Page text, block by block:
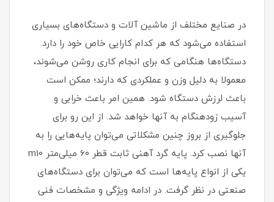
در صنایع مختلف از ماشین آلات و دستگاه‌های بسیاری
استفاده می‌شود که هر کدام کارایی خاص خود را دارد.
دستگاه‌ها هنگامی که برای انجام کاری روشن می‌شوند،
معمولا به دلیل وزن و عملکردی که دارند؛ ممکن است
باعث لرزش دستگاه شود. همین امر باعث خرابی و
آسیب زودهنگام به آنها خواهد شد. از این رو برای
جلوگیری از بروز چنین مشکلاتی می‌توان پایه‌هایی را به
آنها نصب کرد. پایه گرد آهنی ثابت قطر 60 میلی‌متر m10
یکی از انواع پایه‌ها است که می‌توان برای دستگاه‌های
صنعتی در نظر گرفت. در ادامه ویژگی و مشخصات فنی